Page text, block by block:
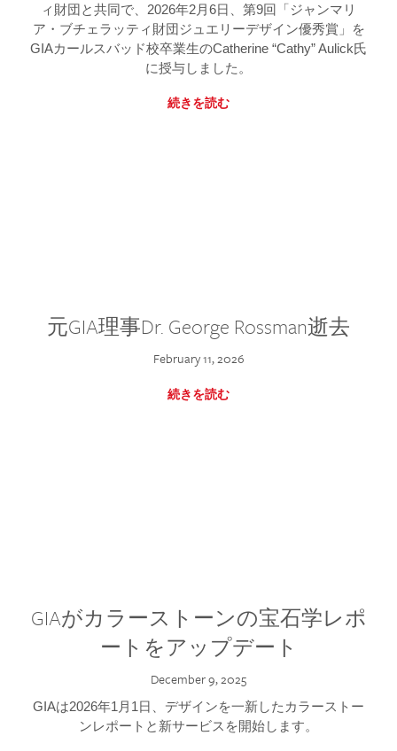
ィ財団と共同で、2026年2月6日、第9回「ジャンマリ
ア・ブチェラッティ財団ジュエリーデザイン優秀賞」を
GIAカールスバッド校卒業生のCatherine “Cathy” Aulick氏
に授与しました。
続きを読む
元GIA理事Dr. George Rossman逝去
February 11, 2026
続きを読む
GIAがカラーストーンの宝石学レポ
ートをアップデート
December 9, 2025
GIAは2026年1月1日、デザインを一新したカラーストー
ンレポートと新サービスを開始します。